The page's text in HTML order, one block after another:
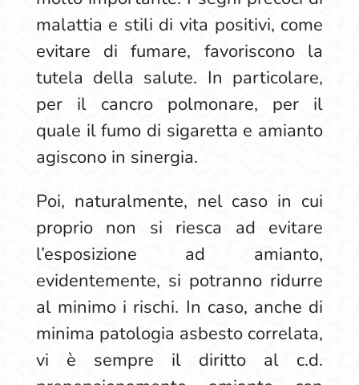
malattia e stili di vita positivi, come
evitare di fumare, favoriscono la
tutela della salute. In particolare,
per il cancro polmonare, per il
quale il fumo di sigaretta e amianto
agiscono in sinergia.
Poi, naturalmente, nel caso in cui
proprio non si riesca ad evitare
l’esposizione ad amianto,
evidentemente, si potranno ridurre
al minimo i rischi. In caso, anche di
minima patologia asbesto correlata,
vi è sempre il diritto al c.d.